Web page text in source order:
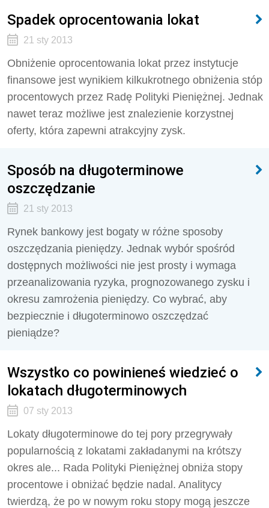
Spadek oprocentowania lokat
21 sty 2013
Obniżenie oprocentowania lokat przez instytucje
finansowe jest wynikiem kilkukrotnego obniżenia stóp
procentowych przez Radę Polityki Pieniężnej. Jednak
nawet teraz możliwe jest znalezienie korzystnej
oferty, która zapewni atrakcyjny zysk.
Sposób na długoterminowe
oszczędzanie
21 sty 2013
Rynek bankowy jest bogaty w różne sposoby
oszczędzania pieniędzy. Jednak wybór spośród
dostępnych możliwości nie jest prosty i wymaga
przeanalizowania ryzyka, prognozowanego zysku i
okresu zamrożenia pieniędzy. Co wybrać, aby
bezpiecznie i długoterminowo oszczędzać
pieniądze?
Wszystko co powinieneś wiedzieć o
lokatach długoterminowych
07 sty 2013
Lokaty długoterminowe do tej pory przegrywały
popularnością z lokatami zakładanymi na krótszy
okres ale... Rada Polityki Pieniężnej obniża stopy
procentowe i obniżać będzie nadal. Analitycy
twierdzą, że po w nowym roku stopy mogą jeszcze